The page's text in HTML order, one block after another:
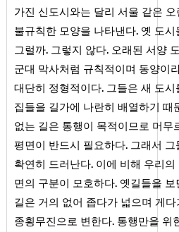
가진 신도시와는 달리 서울 같은
불규칙한 모양을 나타낸다. 옛 도시
그럴까. 그렇지 않다. 오래된 서양
군대 막사처럼 규칙적이며 동양이
대단히 정형적이다. 그들은 새 도
집들을 길가에 나란히 배열하기 때
없는 길은 통행이 목적이므로 머무
평면이 반드시 필요하다. 그래서
확연히 드러난다. 이에 비해 우리
면의 구분이 모호하다. 옛길들을 보
길은 거의 없어 좁다가 넓으며 게
종횡무진으로 변한다. 통행만을 위